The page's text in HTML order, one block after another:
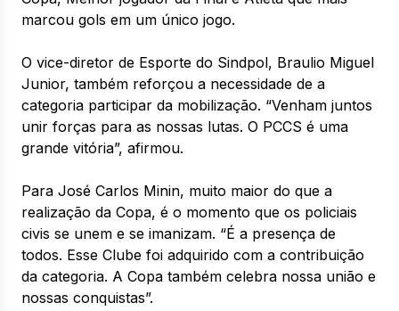
marcou gols em um único jogo.
O vice-diretor de Esporte do Sindpol, Braulio Miguel
Junior, também reforçou a necessidade de a
categoria participar da mobilização. “Venham juntos
unir forças para as nossas lutas. O PCCS é uma
grande vitória”, afirmou.
Para José Carlos Minin, muito maior do que a
realização da Copa, é o momento que os policiais
civis se unem e se imanizam. “É a presença de
todos. Esse Clube foi adquirido com a contribuição
da categoria. A Copa também celebra nossa união e
nossas conquistas”.